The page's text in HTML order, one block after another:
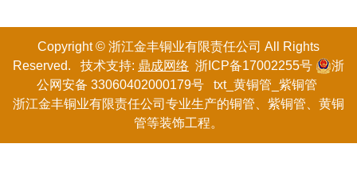
Copyright © 浙江金丰铜业有限责任公司 All Rights
Reserved. 技术支持: 鼎成网络 浙ICP备17002255号
浙
公网安备 33060402000179号
txt_ 黄铜管 紫铜管
浙江金丰铜业有限责任公司专业生产的铜管 、紫铜管、黄铜
管等装饰工程。